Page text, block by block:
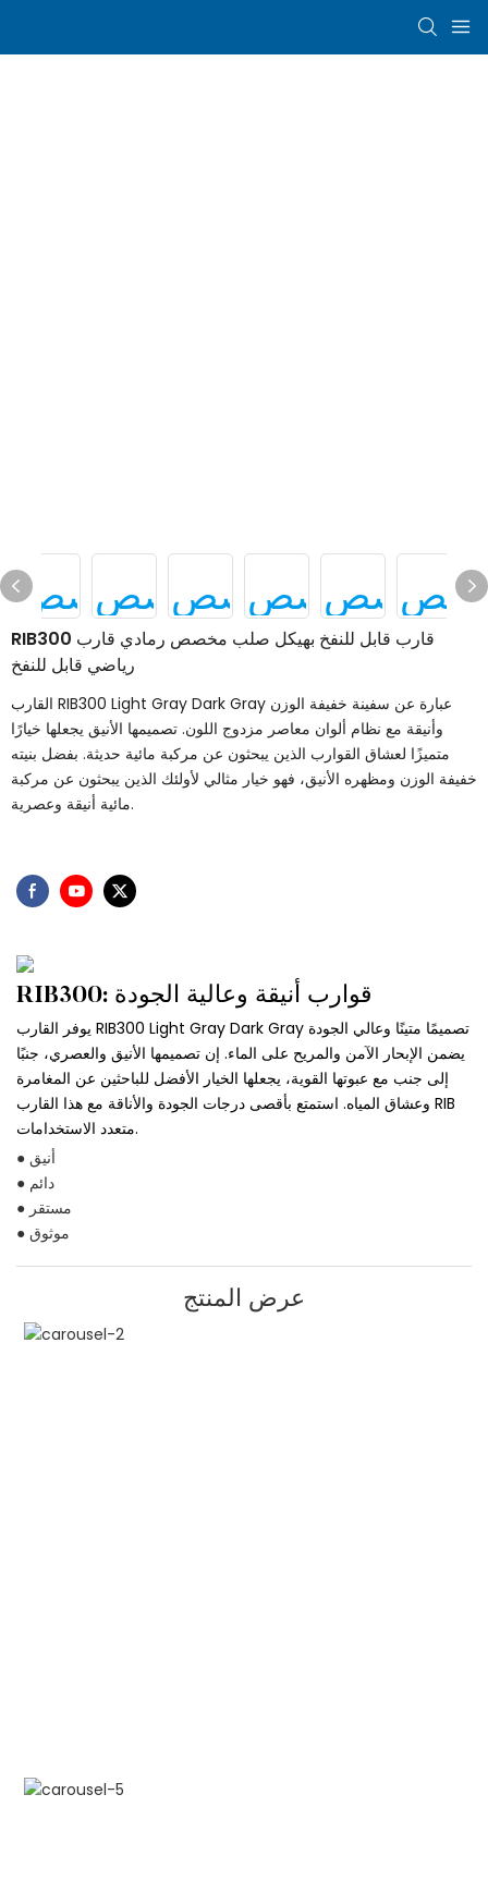
RIB300 قارب قابل للنفخ بهيكل صلب مخصص رمادي قارب
رياضي قابل للنفخ
القارب RIB300 Light Gray Dark Gray عبارة عن سفينة خفيفة الوزن
وأنيقة مع نظام ألوان معاصر مزدوج اللون. تصميمها الأنيق يجعلها خيارًا
متميزًا لعشاق القوارب الذين يبحثون عن مركبة مائية حديثة. بفضل بنيته
خفيفة الوزن ومظهره الأنيق، فهو خيار مثالي لأولئك الذين يبحثون عن مركبة
مائية أنيقة وعصرية.
يوفر القارب RIB300 Light Gray Dark Gray تصميمًا متينًا وعالي الجودة
يضمن الإبحار الآمن والمريح على الماء. إن تصميمها الأنيق والعصري، جنبًا
إلى جنب مع عبوتها القوية، يجعلها الخيار الأفضل للباحثين عن المغامرة
وعشاق المياه. استمتع بأقصى درجات الجودة والأناقة مع هذا القارب RIB
متعدد الاستخدامات.
● أنيق
● دائم
● مستقر
● موثوق
عرض المنتج